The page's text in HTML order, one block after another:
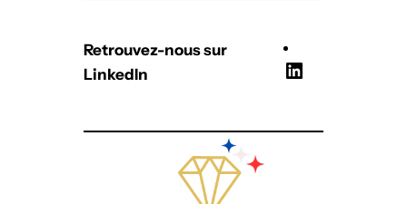
Retrouvez-nous sur
LinkedIn